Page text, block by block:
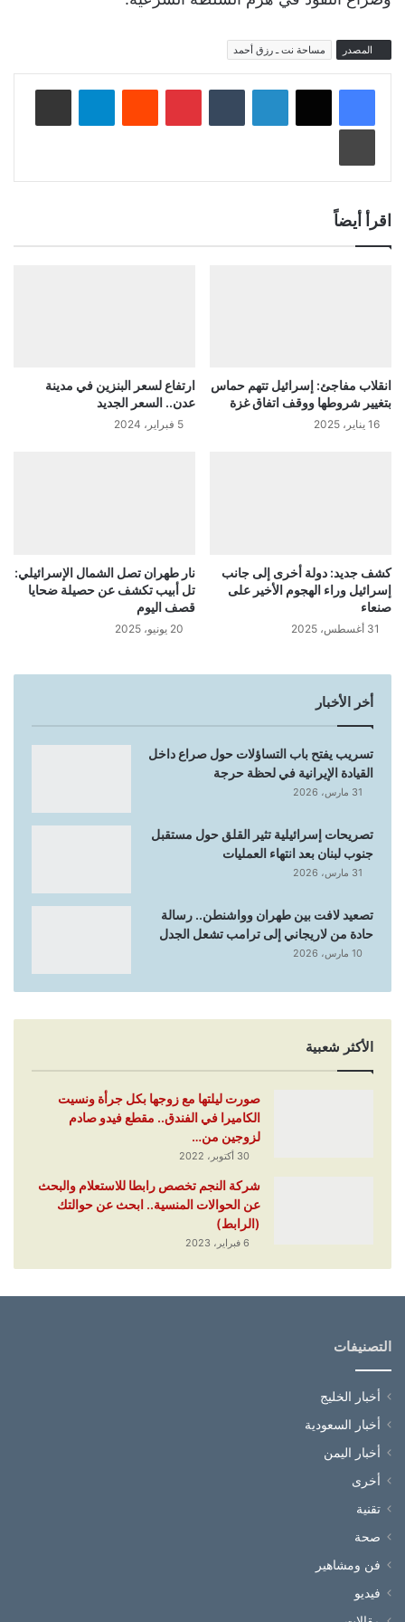
المصدر مساحة نت ـ رزق أحمد
لينكدإن بينتيريست
اقرأ أيضاً
انقلاب مفاجئ: إسرائيل تتهم حماس
بتغيير شروطها ووقف اتفاق غزة
16 يناير، 2025
ارتفاع لسعر البنزين في مدينة
عدن.. السعر الجديد
5 فبراير، 2024
كشف جديد: دولة أخرى إلى جانب
إسرائيل وراء الهجوم الأخير على
صنعاء
31 أغسطس، 2025
نار طهران تصل الشمال الإسرائيلي:
تل أبيب تكشف عن حصيلة ضحايا
قصف اليوم
20 يونيو، 2025
أخر الأخبار
تسريب يفتح باب التساؤلات حول صراع داخل
القيادة الإيرانية في لحظة حرجة
31 مارس، 2026
تصريحات إسرائيلية تثير القلق حول مستقبل
جنوب لبنان بعد انتهاء العمليات
31 مارس، 2026
تصعيد لافت بين طهران وواشنطن.. رسالة
حادة من لاريجاني إلى ترامب تشعل الجدل
10 مارس، 2026
الأكثر شعبية
صورت ليلتها مع زوجها بكل جرأة ونسيت
الكاميرا في الفندق.. مقطع فيدو صادم
لزوجين من…
30 أكتوبر، 2022
شركة النجم تخصص رابطا للاستعلام والبحث
عن الحوالات المنسية.. ابحث عن حوالتك
(الرابط)
6 فبراير، 2023
التصنيفات
أخبار الخليج
أخبار السعودية
أخبار اليمن
أخرى
تقنية
صحة
فن ومشاهير
فيديو